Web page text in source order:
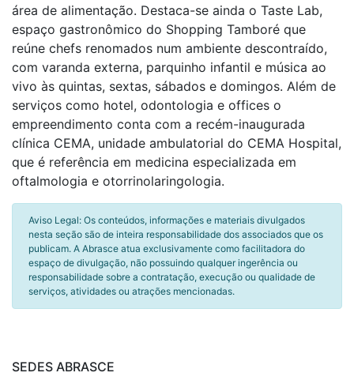
área de alimentação. Destaca-se ainda o Taste Lab,
espaço gastronômico do Shopping Tamboré que
reúne chefs renomados num ambiente descontraído,
com varanda externa, parquinho infantil e música ao
vivo às quintas, sextas, sábados e domingos. Além de
serviços como hotel, odontologia e offices o
empreendimento conta com a recém-inaugurada
clínica CEMA, unidade ambulatorial do CEMA Hospital,
que é referência em medicina especializada em
oftalmologia e otorrinolaringologia.
Aviso Legal: Os conteúdos, informações e materiais divulgados
nesta seção são de inteira responsabilidade dos associados que os
publicam. A Abrasce atua exclusivamente como facilitadora do
espaço de divulgação, não possuindo qualquer ingerência ou
responsabilidade sobre a contratação, execução ou qualidade de
serviços, atividades ou atrações mencionadas.
SEDES ABRASCE